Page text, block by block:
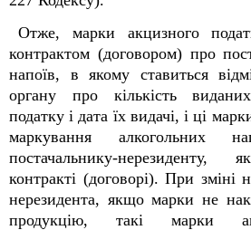
Отже, марки акцизного
контрактом (договором) про
напоїв, в якому ставиться
органу про кількість
податку і дата їх видачі, і ці
маркування алкогольних
постачальнику-
контракті (договорі). При зміні
нерезидента, якщо марки не
продукцію, такі марки